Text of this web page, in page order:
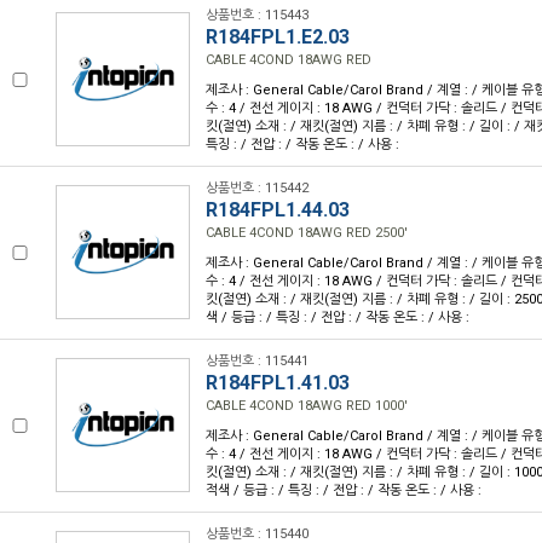
상품번호 : 115443
R184FPL1.E2.03
CABLE 4COND 18AWG RED
제조사 : General Cable/Carol Brand / 계열 : / 케이블 유
수 : 4 / 전선 게이지 : 18 AWG / 컨덕터 가닥 : 솔리드 / 컨덕
킷(절연) 소재 : / 재킷(절연) 지름 : / 차폐 유형 : / 길이 : / 재
특징 : / 전압 : / 작동 온도 : / 사용 :
상품번호 : 115442
R184FPL1.44.03
CABLE 4COND 18AWG RED 2500'
제조사 : General Cable/Carol Brand / 계열 : / 케이블 유
수 : 4 / 전선 게이지 : 18 AWG / 컨덕터 가닥 : 솔리드 / 컨덕
킷(절연) 소재 : / 재킷(절연) 지름 : / 차폐 유형 : / 길이 :
색 / 등급 : / 특징 : / 전압 : / 작동 온도 : / 사용 :
상품번호 : 115441
R184FPL1.41.03
CABLE 4COND 18AWG RED 1000'
제조사 : General Cable/Carol Brand / 계열 : / 케이블 유
수 : 4 / 전선 게이지 : 18 AWG / 컨덕터 가닥 : 솔리드 / 컨덕
킷(절연) 소재 : / 재킷(절연) 지름 : / 차폐 유형 : / 길이 :
적색 / 등급 : / 특징 : / 전압 : / 작동 온도 : / 사용 :
상품번호 : 115440